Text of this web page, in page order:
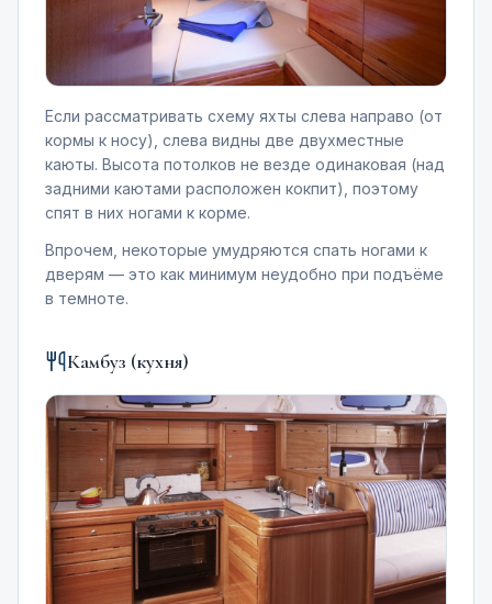
Если рассматривать схему яхты слева направо (от
кормы к носу), слева видны две двухместные
каюты. Высота потолков не везде одинаковая (над
задними каютами расположен кокпит), поэтому
спят в них ногами к корме.
Впрочем, некоторые умудряются спать ногами к
дверям — это как минимум неудобно при подъёме
в темноте.
Камбуз (кухня)